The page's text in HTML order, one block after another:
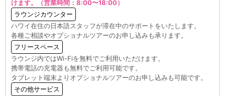
けます。（営業時間：8:00〜18:00）
ラウンジカウンター
ハワイ在住の日本語スタッフが滞在中のサポートをいたします。
各種ご相談やオプショナルツアーのお申し込みも承ります。
フリースペース
ラウンジ内ではWi-Fiを無料でご利用いただけます。
携帯電話の充電器も無料でご利用可能です。
タブレット端末よりオプショナルツアーのお申し込みも可能です。
その他サービス